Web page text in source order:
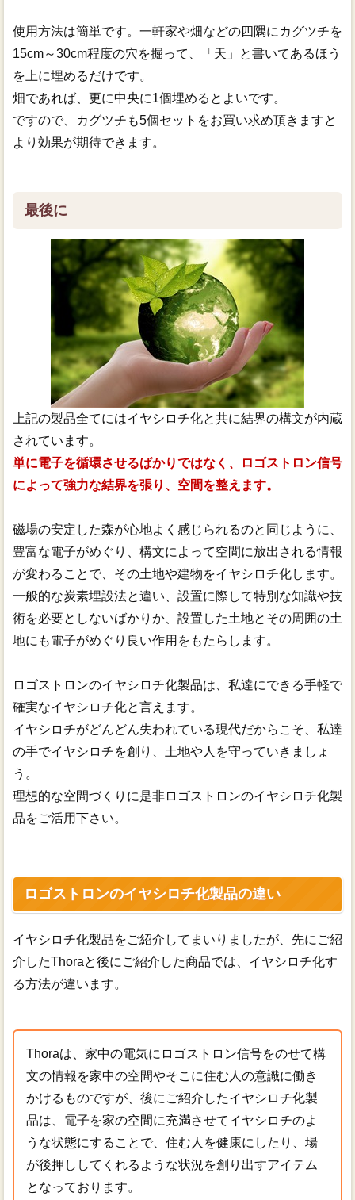
使用方法は簡単です。一軒家や畑などの四隅にカグツチを
15cm～30cm程度の穴を掘って、「天」と書いてあるほう
を上に埋めるだけです。
畑であれば、更に中央に1個埋めるとよいです。
ですので、カグツチも5個セットをお買い求め頂きますと
より効果が期待できます。
最後に
上記の製品全てにはイヤシロチ化と共に結界の構文が内蔵
されています。
単に電子を循環させるばかりではなく、ロゴストロン信号
によって強力な結界を張り、空間を整えます。
磁場の安定した森が心地よく感じられるのと同じように、
豊富な電子がめぐり、構文によって空間に放出される情報
が変わることで、その土地や建物をイヤシロチ化します。
一般的な炭素埋設法と違い、設置に際して特別な知識や技
術を必要としないばかりか、設置した土地とその周囲の土
地にも電子がめぐり良い作用をもたらします。
ロゴストロンのイヤシロチ化製品は、私達にできる手軽で
確実なイヤシロチ化と言えます。
イヤシロチがどんどん失われている現代だからこそ、私達
の手でイヤシロチを創り、土地や人を守っていきましょ
う。
理想的な空間づくりに是非ロゴストロンのイヤシロチ化製
品をご活用下さい。
ロゴストロンのイヤシロチ化製品の違い
イヤシロチ化製品をご紹介してまいりましたが、先にご紹
介したThoraと後にご紹介した商品では、イヤシロチ化す
る方法が違います。
Thoraは、家中の電気にロゴストロン信号をのせて構
文の情報を家中の空間やそこに住む人の意識に働き
かけるものですが、後にご紹介したイヤシロチ化製
品は、電子を家の空間に充満させてイヤシロチのよ
うな状態にすることで、住む人を健康にしたり、場
が後押ししてくれるような状況を創り出すアイテム
となっております。